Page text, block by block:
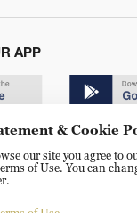
APP
All Rights
China. 100040
& Cookie
our site you agree to
of Use. You can